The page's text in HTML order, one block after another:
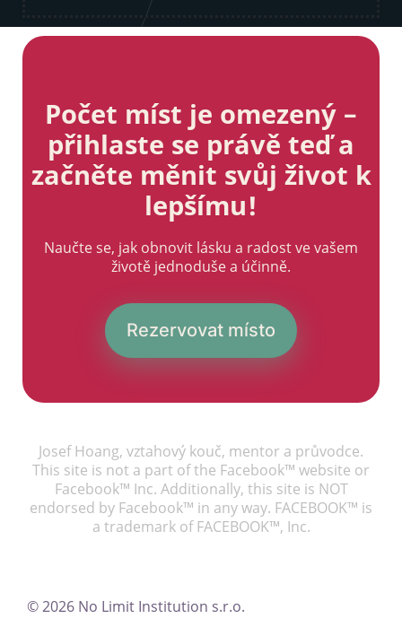
Počet míst je omezený –
přihlaste se právě teď a
začněte měnit svůj život k
lepšímu!
Naučte se, jak obnovit lásku a radost ve vašem
životě jednoduše a účinně.
Rezervovat místo
Josef Hoang, vztahový kouč, mentor a průvodce.
This site is not a part of the Facebook™ website or
Facebook™ Inc. Additionally, this site is NOT
endorsed by Facebook™ in any way. FACEBOOK™ is
a trademark of FACEBOOK™, Inc.
©2026 No Limit Institution s.r.o.